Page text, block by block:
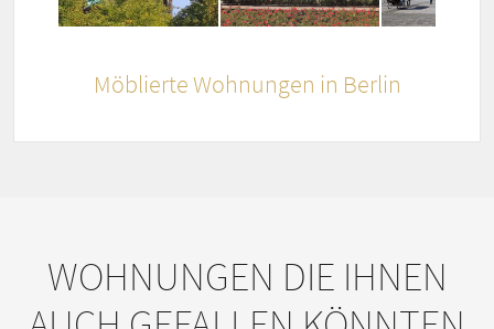
Möblierte Wohnungen in Berlin
WOHNUNGEN DIE IHNEN